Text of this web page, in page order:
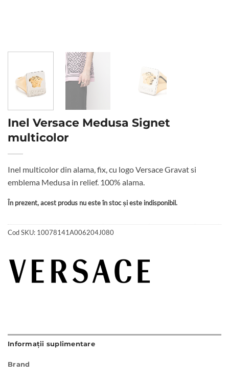
Inel Versace Medusa Signet
multicolor
Inel multicolor din alama, fix, cu logo Versace Gravat si
emblema Medusa in relief. 100% alama.
În prezent, acest produs nu este în stoc și este indisponibil.
Cod SKU: 10078141A006204J080
Informații suplimentare
Brand